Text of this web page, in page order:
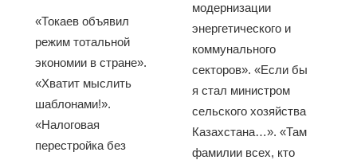
«Токаев объявил
режим тотальной
экономии в стране».
«Хватит мыслить
шаблонами!».
«Налоговая
перестройка без
модернизации
энергетического и
коммунального
секторов». «Если бы
я стал министром
сельского хозяйства
Казахстана…». «Там
фамилии всех, кто